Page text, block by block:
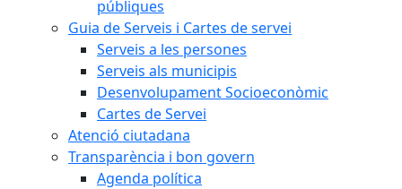
públiques
Guia de Serveis i Cartes de servei
Serveis a les persones
Serveis als municipis
Desenvolupament Socioeconòmic
Cartes de Servei
Atenció ciutadana
Transparència i bon govern
Agenda política